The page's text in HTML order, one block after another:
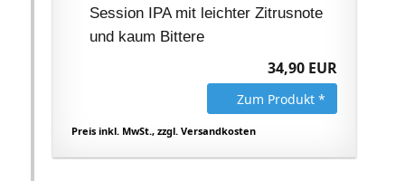
Session IPA mit leichter Zitrusnote
und kaum Bittere
34,90 EUR
Zum Produkt *
Preis inkl. MwSt., zzgl. Versandkosten